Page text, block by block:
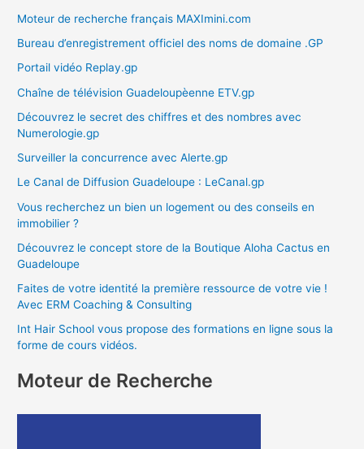
Moteur de recherche français MAXImini.com
Bureau d’enregistrement officiel des noms de domaine .GP
Portail vidéo Replay.gp
Chaîne de télévision Guadeloupèenne ETV.gp
Découvrez le secret des chiffres et des nombres avec
Numerologie.gp
Surveiller la concurrence avec Alerte.gp
Le Canal de Diffusion Guadeloupe : LeCanal.gp
Vous recherchez un bien un logement ou des conseils en
immobilier ?
Découvrez le concept store de la Boutique Aloha Cactus en
Guadeloupe
Faites de votre identité la première ressource de votre vie !
Avec ERM Coaching & Consulting
Int Hair School vous propose des formations en ligne sous la
forme de cours vidéos.
Moteur de Recherche